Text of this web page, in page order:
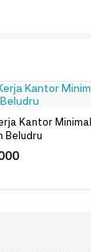
Kantor
Beludru